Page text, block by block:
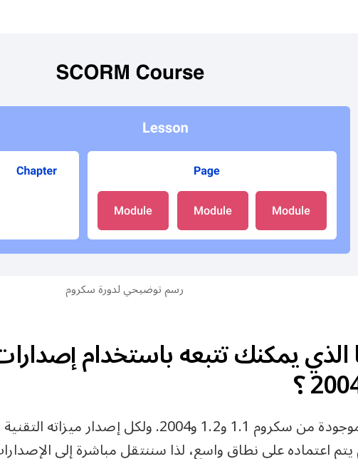
رسم توضيحي لدورة سكروم
هناك ثلاثة إصدارات موجودة من سكروم 1.1 و1.2
لم يتم اعتماده على نطاق واسع، لذا سننتقل مباشرة إلى